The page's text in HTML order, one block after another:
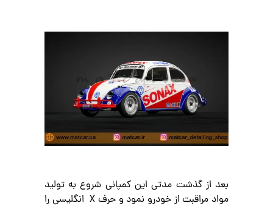
بعد از گذشت مدتی این کمپانی شروع به تولید
مواد مراقبت از خودرو نمود و حرف X انگلیسی را